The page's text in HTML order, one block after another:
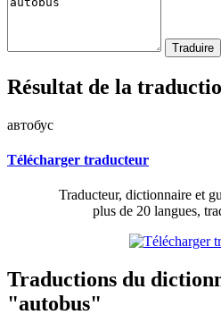
Résultat de la
автобус
Télécharger traducteur
Traducteur, dictionnaire et
plus de 20 langues,
Traductions du
"autobus"